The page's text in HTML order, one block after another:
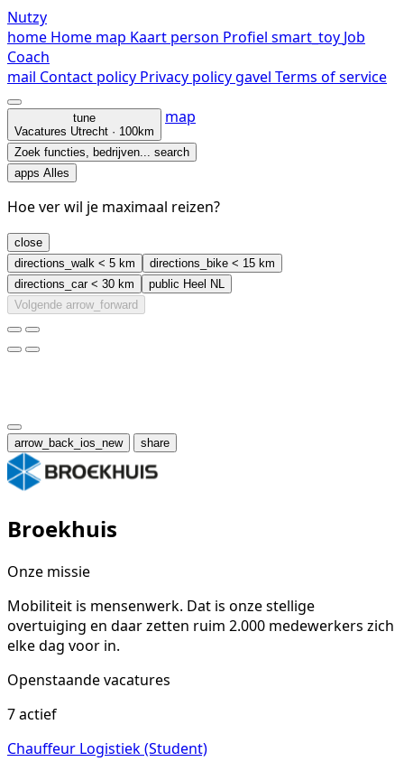
Nutzy
home Home map Kaart person Profiel smart_toy Job
Coach
mail Contact policy Privacy policygavel Terms of service
tune
Vacatures Utrecht · 100km
map
Zoek functies, bedrijven... search
apps Alles
Hoe ver wil je maximaal reizen?
close
directions_walk < 5 km directions_bike < 15 km
directions_car< 30 km public Heel NL
Volgende arrow_forward
arrow_back_ios_new share
Broekhuis
Onze missie
Mobiliteit is mensenwerk. Dat is onze stellige
overtuiging en daar zetten ruim 2.000 medewerkers zich
elke dag voor in.
Openstaande vacatures
7 actief
Chauffeur Logistiek (Student)